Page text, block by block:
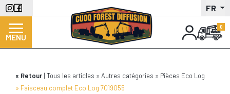
Aller
au
contenu
principal
FR
MENU
Retour Tous les articles Autres catégories
Pièces Eco Log
Faisceau complet Eco Log 7019055